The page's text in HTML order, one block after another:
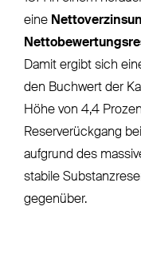
eine
Damit ergibt sich
den Buchwert der
Höhe von 4,4
Reserverückgang
aufgrund des
stabile
gegenüber.